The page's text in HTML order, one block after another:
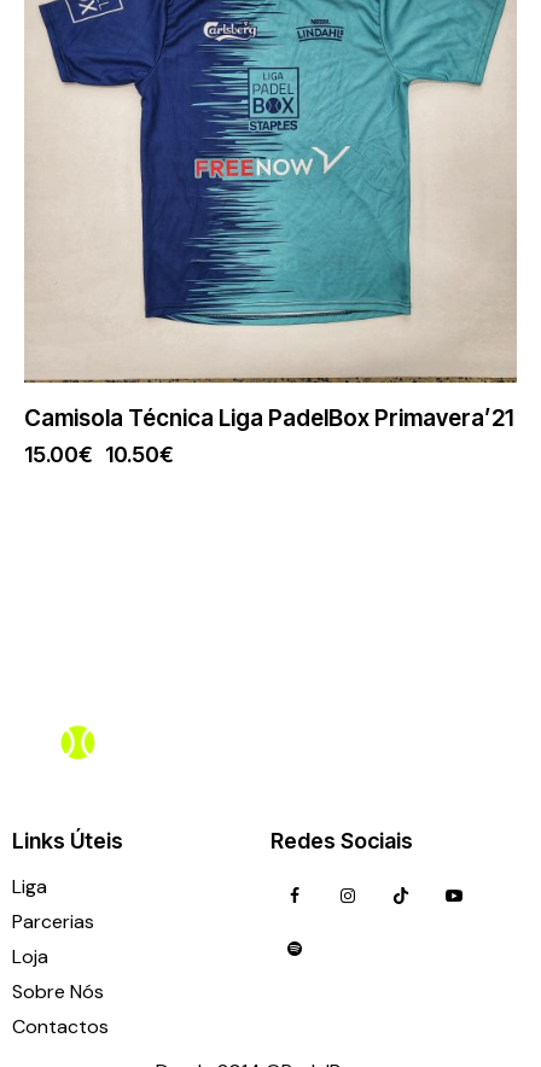
Camisola Técnica Liga PadelBox Primavera’21
15.00€ 10.50€
Links Úteis
Liga
Parcerias
Loja
Sobre Nós
Contactos
Redes Sociais